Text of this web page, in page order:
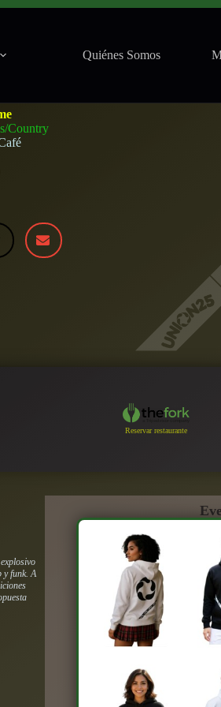
Quiénes Somos
Country
Reservar restaurante
y funk. A